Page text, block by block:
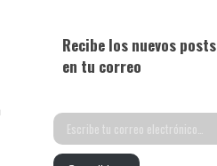
Recibe los nuevos posts
en tu correo
Escribe
tu